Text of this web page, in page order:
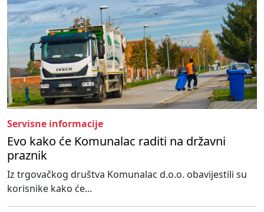
Servisne informacije
Evo kako će Komunalac raditi na državni
praznik
Iz trgovačkog društva Komunalac d.o.o. obavijestili su
korisnike kako će...